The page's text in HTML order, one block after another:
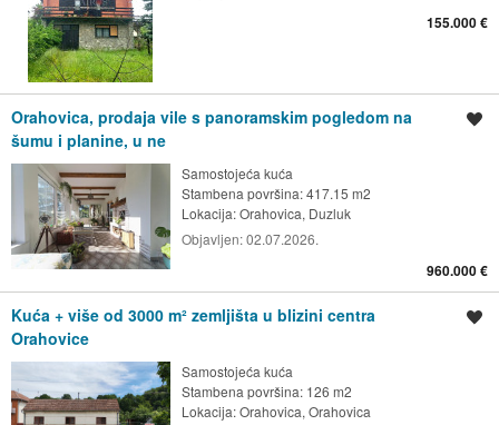
155.000 €
Orahovica, prodaja vile s panoramskim pogledom na
šumu i planine, u ne
Samostojeća kuća
Stambena površina: 417.15 m2
Lokacija:Orahovica, Duzluk
Objavljen:02.07.2026.
960.000 €
Kuća + više od 3000 m² zemljišta u blizini centra
Orahovice
Samostojeća kuća
Stambena površina: 126 m2
Lokacija:Orahovica, Orahovica